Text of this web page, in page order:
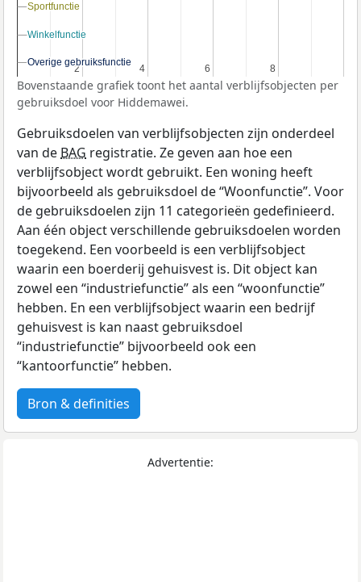
2
2 4
4 6
6 8
8
Sportfunctie
Sportfunctie
Winkelfunctie
Winkelfunctie
Overige gebruiksfunctie
Overige gebruiksfunctie
Bovenstaande grafiek toont het aantal verblijfsobjecten per
gebruiksdoel voor Hiddemawei.
Gebruiksdoelen van verblijfsobjecten zijn onderdeel
van deBAG registratie. Ze geven aan hoe een
verblijfsobject wordt gebruikt. Een woning heeft
bijvoorbeeld als gebruiksdoel de “Woonfunctie”. Voor
de gebruiksdoelen zijn 11 categorieën gedefinieerd.
Aan één object verschillende gebruiksdoelen worden
toegekend. Een voorbeeld is een verblijfsobject
waarin een boerderij gehuisvest is. Dit object kan
zowel een “industriefunctie” als een “woonfunctie”
hebben. En een verblijfsobject waarin een bedrijf
gehuisvest is kan naast gebruiksdoel
“industriefunctie” bijvoorbeeld ook een
“kantoorfunctie” hebben.
Bron & definities
Advertentie: